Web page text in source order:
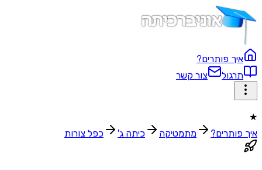
איך פותרים?
תרגול
צור קשר
★
איך פותרים?
מתמטיקה כיתה ג' כפל צורות